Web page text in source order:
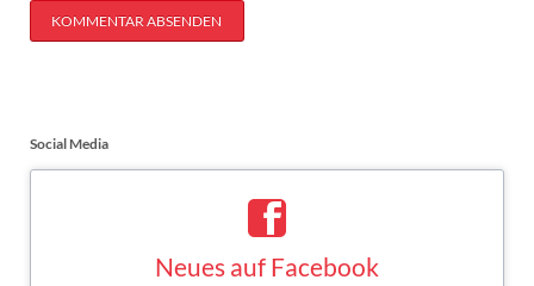
KOMMENTAR ABSENDEN
Social Media